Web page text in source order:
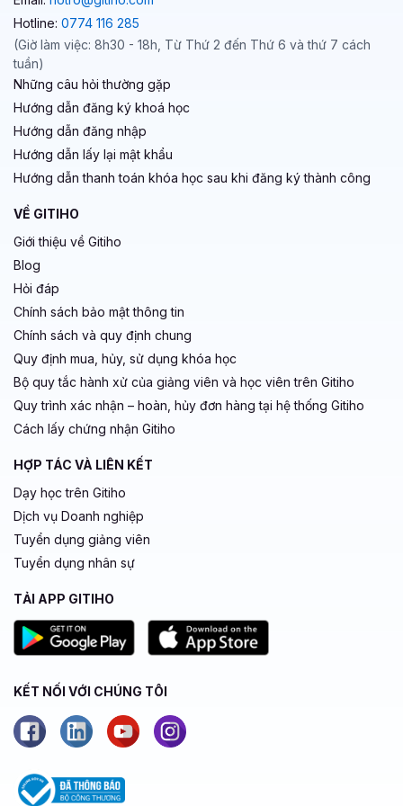
Hotline: 0774 116 285
(Giờ làm việc: 8h30 - 18h, Từ Thứ 2 đến Thứ 6 và thứ 7 cách
tuần)
Những câu hỏi thường gặp
Hướng dẫn đăng ký khoá học
Hướng dẫn đăng nhập
Hướng dẫn lấy lại mật khẩu
Hướng dẫn thanh toán khóa học sau khi đăng ký thành công
VỀ GITIHO
Giới thiệu về Gitiho
Blog
Hỏi đáp
Chính sách bảo mật thông tin
Chính sách và quy định chung
Quy định mua, hủy, sử dụng khóa học
Bộ quy tắc hành xử của giảng viên và học viên trên Gitiho
Quy trình xác nhận – hoàn, hủy đơn hàng tại hệ thống Gitiho
Cách lấy chứng nhận Gitiho
HỢP TÁC VÀ LIÊN KẾT
Dạy học trên Gitiho
Dịch vụ Doanh nghiệp
Tuyển dụng giảng viên
Tuyển dụng nhân sự
TẢI APP GITIHO
KẾT NỐI VỚI CHÚNG TÔI